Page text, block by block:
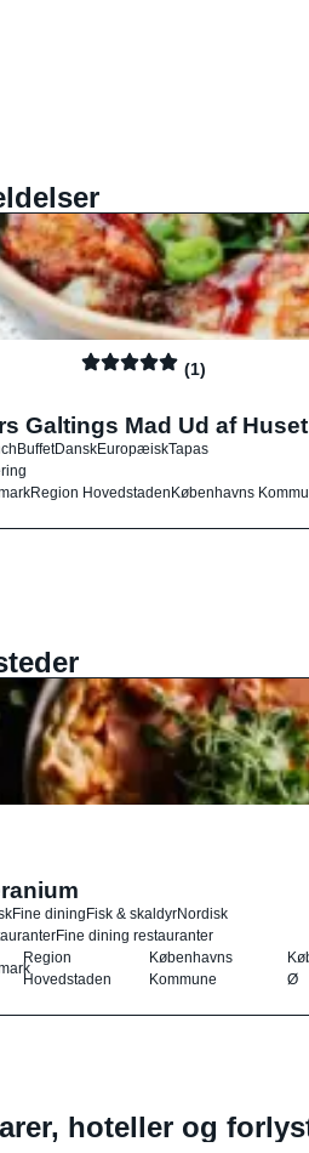
(1)
Galtings Mad Ud af Huset
BuffetDanskEuropæiskTapas
Region HovedstadenKøbenhavns
Fine diningFisk & skaldyrNordisk
Fine dining restauranter
Region
Hovedstaden
Københavns
Kommune
Ø
hoteller og